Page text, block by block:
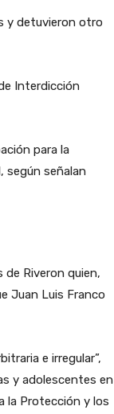
y detuvieron otro
Interdicción
para la
según señalan
de Riveron quien,
Juan Luis Franco
e irregular”,
y adolescentes en
la Protección y los